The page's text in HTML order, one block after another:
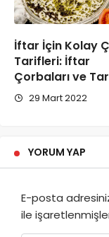
İftar İçin Kolay
Tarifleri: İftar
Çorbaları ve
29 Mart 2022
YORUM YAP
E-posta
ile